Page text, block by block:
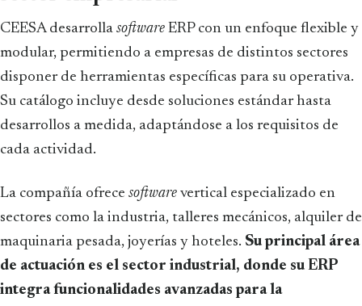
CEESA desarrolla software ERP con un enfoque flexible y
modular, permitiendo a empresas de distintos sectores
disponer de herramientas específicas para su operativa.
Su catálogo incluye desde soluciones estándar hasta
desarrollos a medida, adaptándose a los requisitos de
cada actividad.
La compañía ofrece software vertical especializado en
sectores como la industria, talleres mecánicos, alquiler de
maquinaria pesada, joyerías y hoteles. Su principal área
de actuación es el sector industrial, donde su ERP
integra funcionalidades avanzadas para la